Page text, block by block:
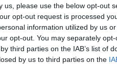
please use the below opt-out
opt-out request is processed
information utilized by us
opt-out. You may separately
third parties on the IAB’s list of
by us to third parties on the
22-2 | Μετάφραση: Γιάννης